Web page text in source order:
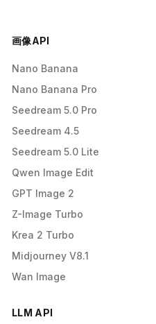
画像API
Nano Banana
Nano Banana Pro
Seedream 5.0 Pro
Seedream 4.5
Seedream 5.0 Lite
Qwen Image Edit
GPT Image 2
Z-Image Turbo
Krea 2 Turbo
Midjourney V8.1
Wan Image
LLM API